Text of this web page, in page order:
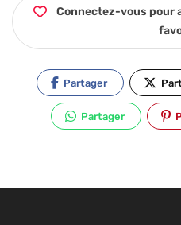
Connectez-vous pour
Partager
Partager